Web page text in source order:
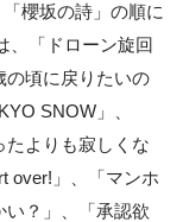
櫻坂の詩」の順に
、「ドローン旋回
の頃に戻りたいの
SNOW」、
たよりも寂しくな
over!」、「マンホ
？」、「承認欲